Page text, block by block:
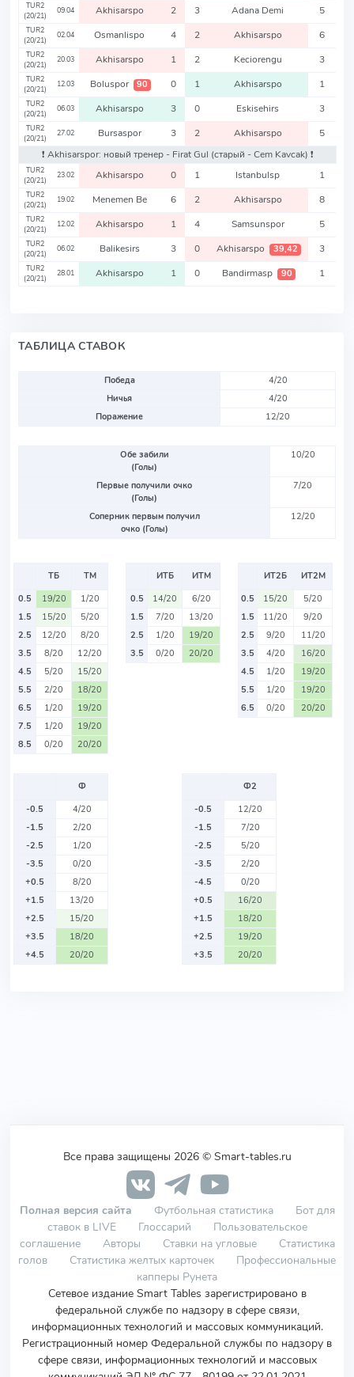
TUR2
(20/21)
09.04 Akhisarspo 2 3 Adana Demi 5
TUR2
(20/21)
02.04 Osmanlispo 4 2 Akhisarspo 6
TUR2
(20/21)
20.03 Akhisarspo 1 2 Keciorengu 3
TUR2
(20/21)
12.03 Boluspor 90 0 1 Akhisarspo 1
TUR2
(20/21)
06.03 Akhisarspo 3 0 Eskisehirs 3
TUR2
(20/21)
27.02 Bursaspor 3 2 Akhisarspo
5
❗️ Akhisarspor: новый тренер - Firat Gul (старый - Cem Kavcak) ❗️
TUR2
(20/21)
23.02 Akhisarspo 0 1 Istanbulsp 1
TUR2
(20/21)
19.02 Menemen Be 6 2 Akhisarspo 8
TUR2
(20/21)
12.02 Akhisarspo 1 4 Samsunspor 5
TUR2
(20/21)
06.02 Balikesirs 3 0 Akhisarspo 39,42 3
TUR2
(20/21)
28.01 Akhisarspo 1 0 Bandirmasp 90 1
ТАБЛИЦА СТАВОК
Победа
4/20
Ничья
4/20
Поражение
12/20
Обе забили
(Голы)
10/20
Первые получили очко
(Голы)
7/20
Соперник первым получил
очко (Голы)
12/20
ТБ
ТМ
0.5
19/20
1/20
1.5
15/20
5/20
2.5
12/20
8/20
3.5
8/20
12/20
4.5
5/20
15/20
5.5
2/20
18/20
6.5
1/20
19/20
7.5
1/20
19/20
8.5
0/20 20/20
ИТБ
ИТМ
0.5
14/20
6/20
1.5
7/20
13/20
2.5
1/20
19/20
3.5
0/20 20/20
ИТ2Б
ИТ2М
0.5
15/20
5/20
1.5
11/20
9/20
2.5
9/20
11/20
3.5
4/20
16/20
4.5
1/20
19/20
5.5
1/20
19/20
6.5
0/20 20/20
Ф
-0.5
4/20
-1.5
2/20
-2.5
1/20
-3.5
0/20
+0.5
8/20
+1.5
13/20
+2.5
15/20
+3.5
18/20
+4.5
20/20
Ф2
-0.5
12/20
-1.5
7/20
-2.5
5/20
-3.5
2/20
-4.5
0/20
+0.5
16/20
+1.5
18/20
+2.5
19/20
+3.5
20/20
Все права защищены 2026 © Smart-tables.ru
Полная версия сайта Футбольная статистика
Бот для
ставок в LIVE
Глоссарий
Пользовательское
соглашение
Авторы Ставки на угловые
Статистика
голов
Статистика желтых карточек
Профессиональные
капперы Рунета
Сетевое издание Smart Tables зарегистрировано в
федеральной службе по надзору в сфере связи,
информационных технологий и массовых коммуникаций.
Регистрационный номер Федеральной службы по надзору в
сфере связи, информационных технологий и массовых